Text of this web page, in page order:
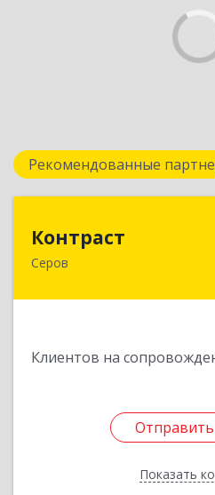
Рекомендованные
Контраст
Серов
Клиентов на
Отправить
Показать
624993, Свердловская
Отправить